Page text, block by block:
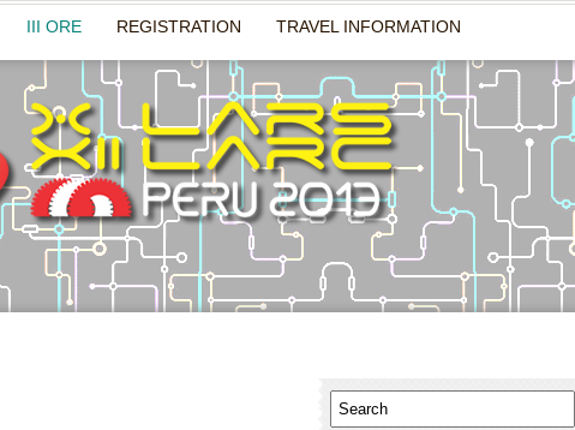
III ORE REGISTRATION TRAVEL INFORMATION